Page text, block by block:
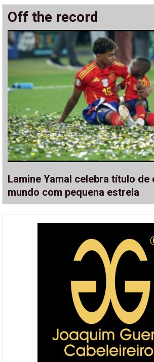
Off the record
Lamine Yamal celebra título de
mundo com pequena estrela